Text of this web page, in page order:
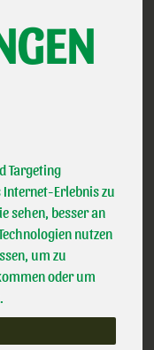
Targeting
Internet-Erlebnis zu
sehen, besser an
nutzen
um zu
oder um
sind
€ * / 200g
(9,95 € / kg)
inkl. 7% MwSt.